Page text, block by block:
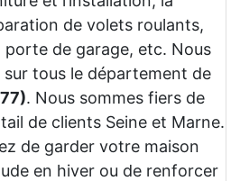
de volets roulants,
de garage, etc. Nous
tous le département de
. Nous sommes fiers de
de clients Seine et Marne.
de garder votre maison
en hiver ou de renforcer